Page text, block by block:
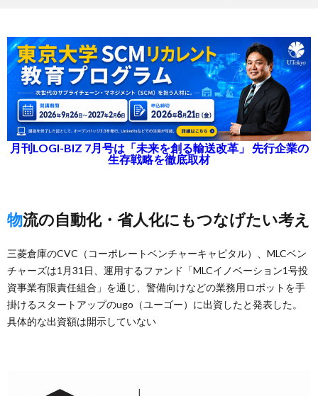
月刊LOGI-BIZ 7月号は「未来を創る輸送改革」 先行企業の
生存戦略を徹底取材
物流の自動化・省人化にもつなげたい考え
三菱倉庫のCVC（コーポレートベンチャーキャピタル）、MLCベン
チャーズは1月31日、運用するファンド「MLCイノベーション1号投
資事業有限責任組合」を通じ、警備向けなどの業務用ロボットを手
掛けるスタートアップのugo（ユーゴー）に出資したと発表した。
具体的な出資額は開示していない